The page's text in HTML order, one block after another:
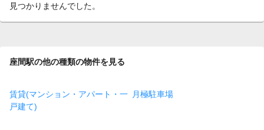
見つかりませんでした。
座間駅の他の種類の物件を見る
賃貸(マンション・アパート・一
戸建て)
月極駐車場